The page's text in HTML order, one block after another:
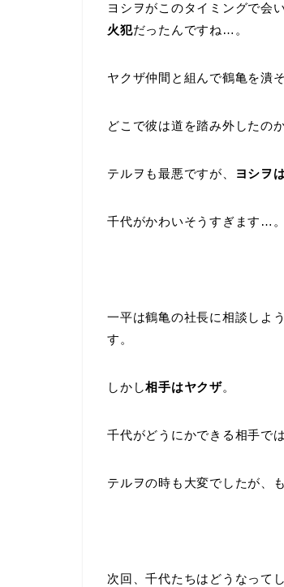
ヨシヲがこのタイミングで会
火犯だったんですね…。
ヤクザ仲間と組んで鶴亀を潰
どこで彼は道を踏み外したの
テルヲも最悪ですが、 ヨシヲ
千代がかわいそうすぎます…
一平は鶴亀の社長に相談しよ
す。
しかし相手はヤクザ。
千代がどうにかできる相手で
テルヲの時も大変でしたが、
次回、千代たちはどうなって